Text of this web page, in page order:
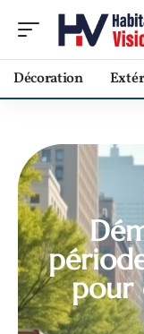
Décoration
pour